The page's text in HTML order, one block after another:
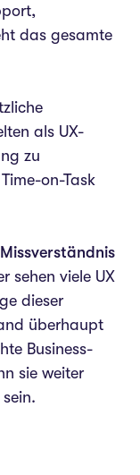
das gesamte
als UX-
zu
on-Task
sehen viele UX
dieser
überhaupt
Business-
sie weiter